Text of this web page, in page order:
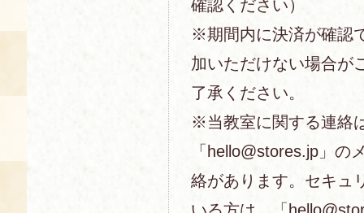
確認ください）
※期間内に決済が確認
加いただけない場合が
了承ください。
※当教室に関する連絡
「hello@stores.jp」の
絡があります。セキュ